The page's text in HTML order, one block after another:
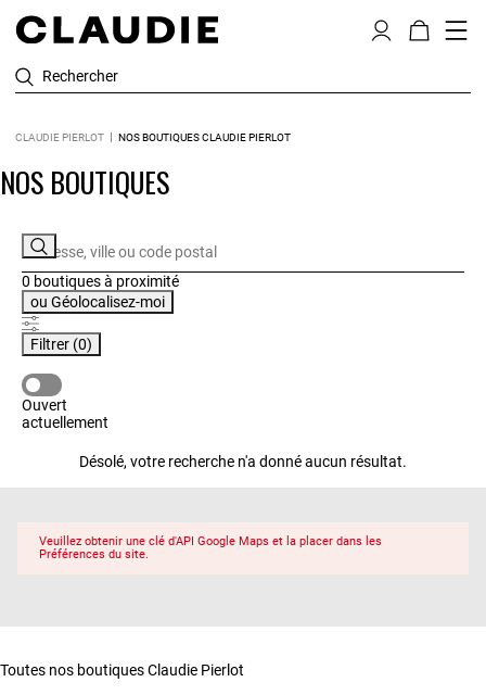
Rechercher
CLAUDIE PIERLOT NOS BOUTIQUES CLAUDIE PIERLOT
NOS BOUTIQUES
0 boutiquesà proximité
ou Géolocalisez-moi
Filtrer (0)
Ouvert
actuellement
Désolé, votre recherche n'a donné aucun résultat.
Veuillez obtenir une clé d'API Google Maps et la placer dans les
Préférences du site.
Toutes nos boutiques Claudie Pierlot